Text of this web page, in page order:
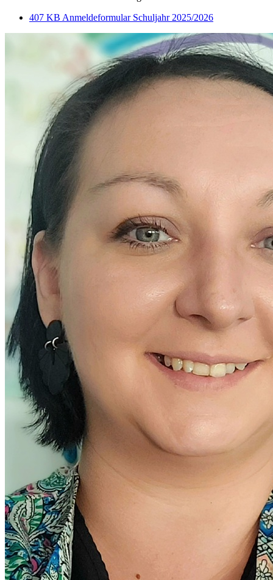
407 KB Anmeldeformular Schuljahr 2025/2026